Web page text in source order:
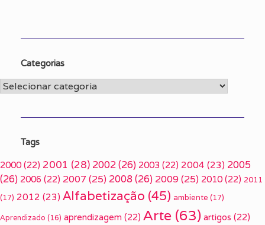
Categorias
Categorias
Tags
2000 (22) 2001 (28) 2002(26) 2003 (22) 2004 (23) 2005
(26) 2006 (22) 2007 (25) 2008(26) 2009(25) 2010 (22) 2011
(17) 2012 (23) Alfabetização (45) ambiente (17)
Aprendizado (16) aprendizagem (22) Arte (63) artigos (22)